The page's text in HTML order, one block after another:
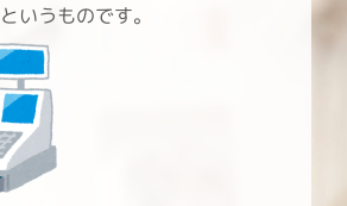
いうものです。